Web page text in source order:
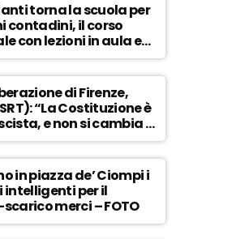
torna la scuola per
contadini, il corso
con lezioni in aula e
– ASCOLTA
di Firenze,
“La Costituzione è
e non si cambia a
– ASCOLTA
in piazza de’ Ciompi i
intelligenti per il
merci – FOTO